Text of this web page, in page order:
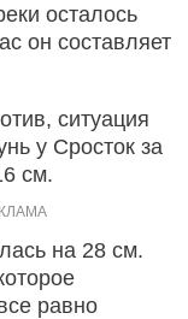
осталось
он составляет
ситуация
у Сросток за
см.
на 28 см.
равно